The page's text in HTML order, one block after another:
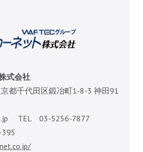
式会社
都千代田区鍛冶町1-8-3 神田91
TEL 03-5256-7877